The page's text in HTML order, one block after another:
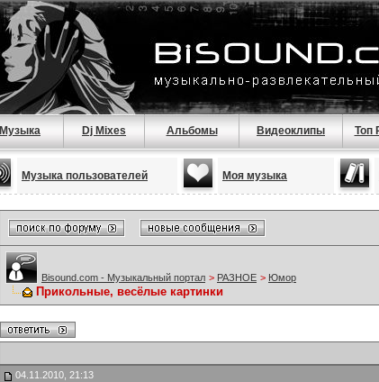
Музыка Dj Mixes Альбомы Видеоклипы Топ
Музыка пользователей Моя музыка
Bisound.com - Музыкальный портал > РАЗНОЕ > Юмор
Прикольные, весёлые картинки
04.11.2010, 21:13